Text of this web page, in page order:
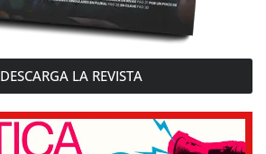
DESCARGA LA REVISTA